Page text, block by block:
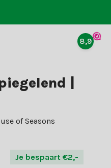
8,9
|
of Seasons
Je bespaart €2,-